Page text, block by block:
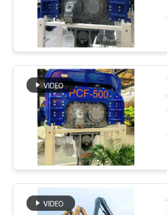
PRIVACY
POLICY
360
στοίβας